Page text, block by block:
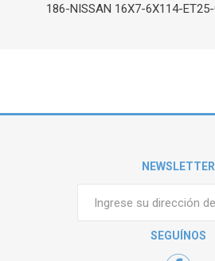
186-NISSAN 16X7-6X114-
NEWSLETTER
SEGUÍNOS